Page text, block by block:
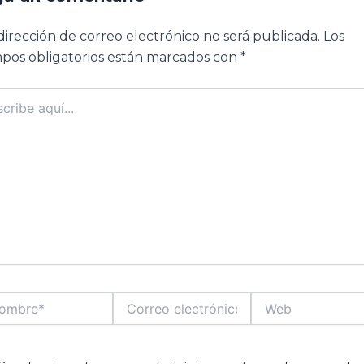
de correo electrónico no será publicada. Los
obligatorios están marcados con *
electrónico*